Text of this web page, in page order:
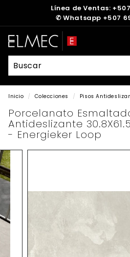
Línea de Ventas:
✆ Whatsapp +507
E
L
M
E
C
Inicio / Colecciones / Pisos
Porcelanato
Antideslizante
- Energieker Loop